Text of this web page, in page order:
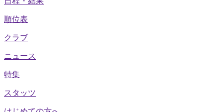
順位表
クラブ
ニュース
特集
スタッツ